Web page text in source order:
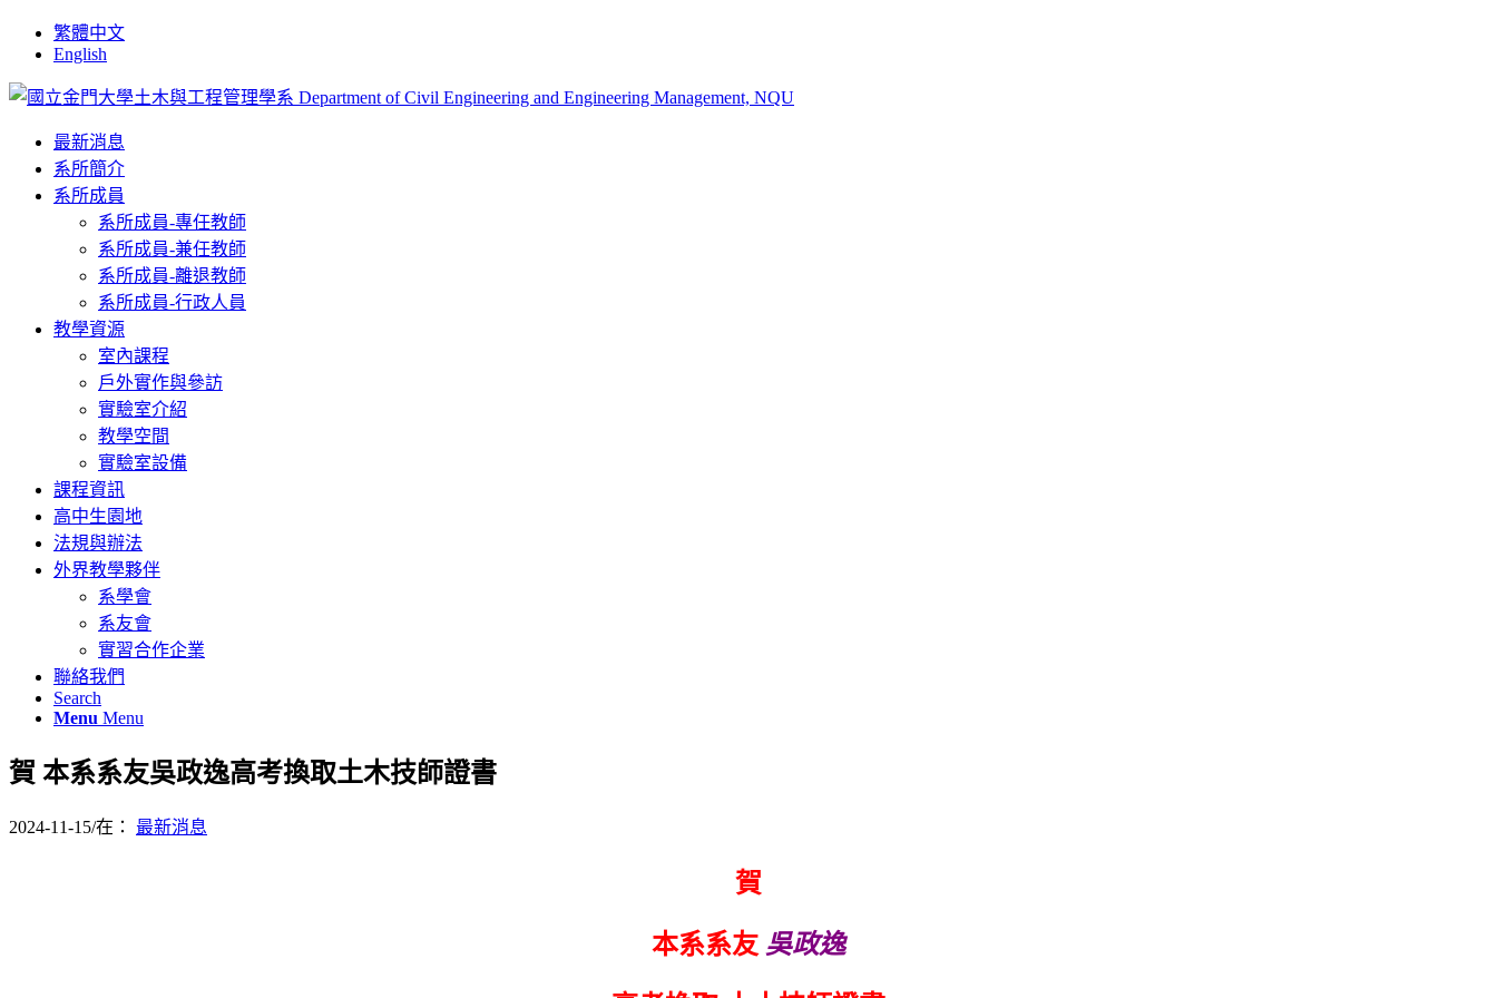
繁體中文
English
最新消息
系所簡介
系所成員
系所成員-專任教師
系所成員-兼任教師
系所成員-離退教師
系所成員-行政人員
教學資源
室內課程
戶外實作與參訪
實驗室介紹
教學空間
實驗室設備
課程資訊
高中生園地
法規與辦法
外界教學夥伴
系學會
系友會
實習合作企業
聯絡我們
Search
Menu Menu
賀 本系系友吳政逸高考換取土木技師證書
2024-11-15/在： 最新消息
賀
本系系友 吳政逸